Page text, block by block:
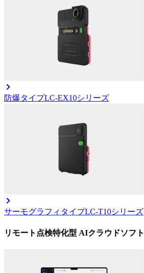
防爆タイプLC-EX10シリーズ
サーモグラフィタイプLC-T10シリーズ
リモート点検特化型 AIクラウドソフト